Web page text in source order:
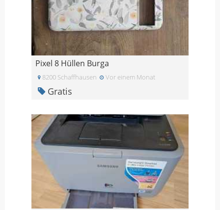
Pixel 8 Hüllen Burga
8200 Schaffhausen Vor einem Monat
Gratis